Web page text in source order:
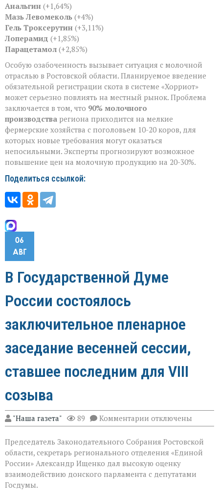
Анальгин (+1,64%)
Мазь Левомеколь (+4%)
Гель Троксерутин (+3,11%)
Лоперамид (+1,85%)
Парацетамол (+2,85%)
Особую озабоченность вызывает ситуация с молочной
отраслью в Ростовской области. Планируемое введение
обязательной регистрации скота в системе «Хорриот»
может серьезно повлиять на местный рынок. Проблема
заключается в том, что 90% молочного
производства региона приходится на мелкие
фермерские хозяйства с поголовьем 10-20 коров, для
которых новые требования могут оказаться
непосильными. Эксперты прогнозируют возможное
повышение цен на молочную продукцию на 20-30%.
Поделиться ссылкой:
06
АВГ
В Государственной Думе
России состоялось
заключительное пленарное
заседание весенней сессии,
ставшее последним для VIII
созыва
"Наша газета" 89 Комментарии к
записи
Государственной
Думе
состоялось
заключительное
отключены
Председатель Законодательного Собрания Ростовской
области, секретарь регионального отделения «Единой
России» Александр Ищенко дал высокую оценку
взаимодействию донского парламента с депутатами
Госдумы.